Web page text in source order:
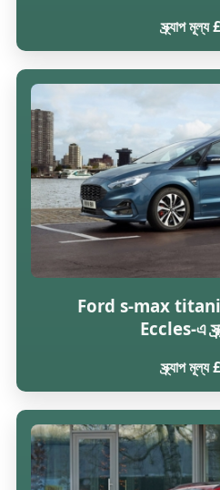
স্ক্র্যাপ
Ford s-max
Eccles-এ
স্ক্র্যাপ